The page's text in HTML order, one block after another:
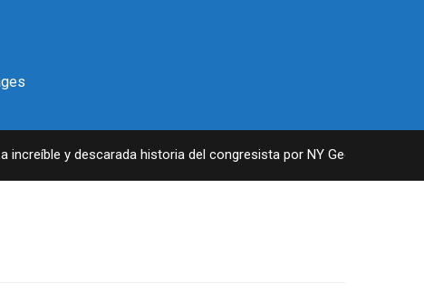
y descarada historia del congresista por NY George Santos